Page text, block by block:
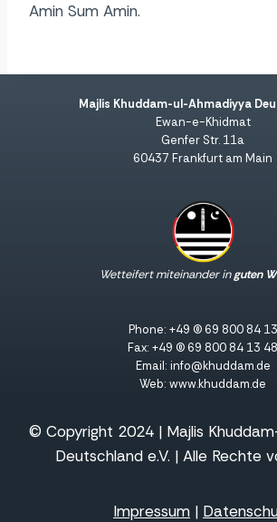
Amin Sum Amin.
Majlis Khuddam-ul-Ahmadiyya
Ewan-e-Khidmat
Genfer Str. 11a
60437 Frankfurt am Main
Wetteifert miteinander inguten
Phone: +49 (0) 69 800 84 13
Fax: +49 (0) 69 800 84 13 48
Email: info@khuddam.de
Web: www.khuddam.de
© Copyright 2024 | Majlis
Deutschland e.V. | Alle Rechte
Impressum |